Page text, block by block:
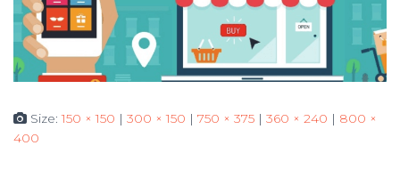
Size:150 × 150 | 300 × 150 | 750 × 375 | 360 × 240 | 800 ×
400